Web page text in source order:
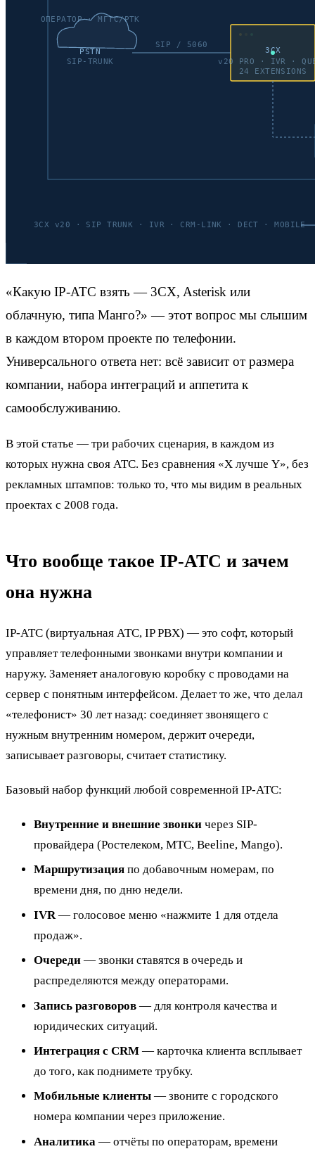
«Какую IP-АТС взять — 3CX, Asterisk или
облачную, типа Манго?» — этот вопрос мы слышим
в каждом втором проекте по телефонии.
Универсального ответа нет: всё зависит от размера
компании, набора интеграций и аппетита к
самообслуживанию.
В этой статье — три рабочих сценария, в каждом из
которых нужна своя АТС. Без сравнения «X лучше Y», без
рекламных штампов: только то, что мы видим в реальных
проектах с 2008 года.
Что вообще такое IP-АТС и зачем
она нужна
IP-АТС (виртуальная АТС, IP PBX) — это софт, который
управляет телефонными звонками внутри компании и
наружу. Заменяет аналоговую коробку с проводами на
сервер с понятным интерфейсом. Делает то же, что делал
«телефонист» 30 лет назад: соединяет звонящего с
нужным внутренним номером, держит очереди,
записывает разговоры, считает статистику.
Базовый набор функций любой современной IP-АТС:
Внутренние и внешние звонки через SIP-
провайдера (Ростелеком, МТС, Beeline, Mango).
Маршрутизация по добавочным номерам, по
времени дня, по дню недели.
IVR — голосовое меню «нажмите 1 для отдела
продаж».
Очереди — звонки ставятся в очередь и
распределяются между операторами.
Запись разговоров — для контроля качества и
юридических ситуаций.
Интеграция с CRM — карточка клиента всплывает
до того, как поднимете трубку.
Мобильные клиенты — звоните с городского
номера компании через приложение.
Аналитика — отчёты по операторам, времени